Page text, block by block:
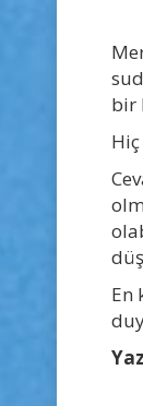
bir
En